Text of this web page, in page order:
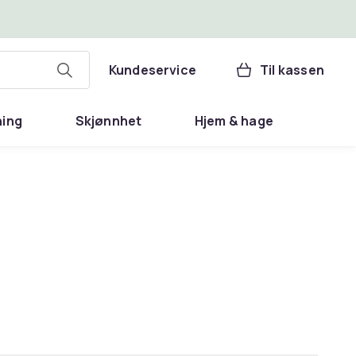
Kundeservice Til kassen
Skjønnhet Hjem & hage